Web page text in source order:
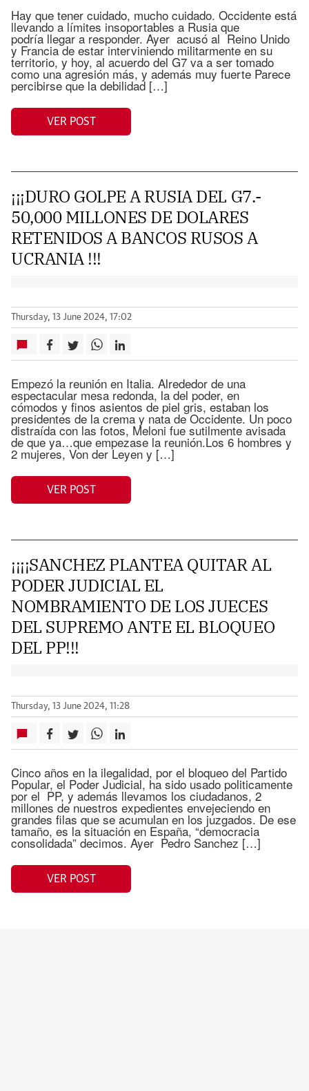
Hay que tener cuidado, mucho cuidado. Occidente está
llevando a límites insoportables a Rusia que
podría llegar a responder. Ayer acusó al Reino Unido
y Francia de estar interviniendo militarmente en su
territorio, y hoy, al acuerdo del G7 va a ser tomado
como una agresión más, y además muy fuerte Parece
percibirse que la debilidad […]
VER POST
¡¡¡DURO GOLPE A RUSIA DEL G7.-
50,000 MILLONES DE DOLARES
RETENIDOS A BANCOS RUSOS A
UCRANIA !!!
Thursday, 13 June 2024, 17:02
Empezó la reunión en Italia. Alrededor de una
espectacular mesa redonda, la del poder, en
cómodos y finos asientos de piel gris, estaban los
presidentes de la crema y nata de Occidente. Un poco
distraída con las fotos, Meloni fue sutilmente avisada
de que ya…que empezase la reunión.Los 6 hombres y
2 mujeres, Von der Leyen y […]
VER POST
¡¡¡¡SANCHEZ PLANTEA QUITAR AL
PODER JUDICIAL EL
NOMBRAMIENTO DE LOS JUECES
DEL SUPREMO ANTE EL BLOQUEO
DEL PP!!!
Thursday, 13 June 2024, 11:28
Cinco años en la ilegalidad, por el bloqueo del Partido
Popular, el Poder Judicial, ha sido usado politicamente
por el PP, y además llevamos los ciudadanos, 2
millones de nuestros expedientes envejeciendo en
grandes filas que se acumulan en los juzgados. De ese
tamaño, es la situación en España, “democracia
consolidada” decimos. Ayer Pedro Sanchez […]
VER POST